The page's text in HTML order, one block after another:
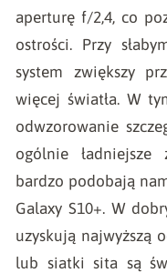
aperturę f/2,4, co
ostrości. Przy
system zwiększy
więcej światła. W
odwzorowanie
ogólnie
bardzo podobają
Galaxy S10+. W
uzyskują najwyższą
lub siatki sita są